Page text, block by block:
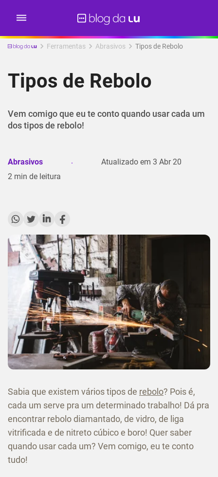
Ferramentas Abrasivos Tipos de Rebolo
Tipos de Rebolo
Vem comigo que eu te conto quando usar cada um
dos tipos de rebolo!
Abrasivos Atualizado em 3 Abr 20
2 min de leitura
Sabia que existem vários tipos de rebolo? Pois é,
cada um serve pra um determinado trabalho! Dá pra
encontrar rebolo diamantado, de vidro, de liga
vitrificada e de nitreto cúbico e boro! Quer saber
quando usar cada um? Vem comigo, eu te conto
tudo!